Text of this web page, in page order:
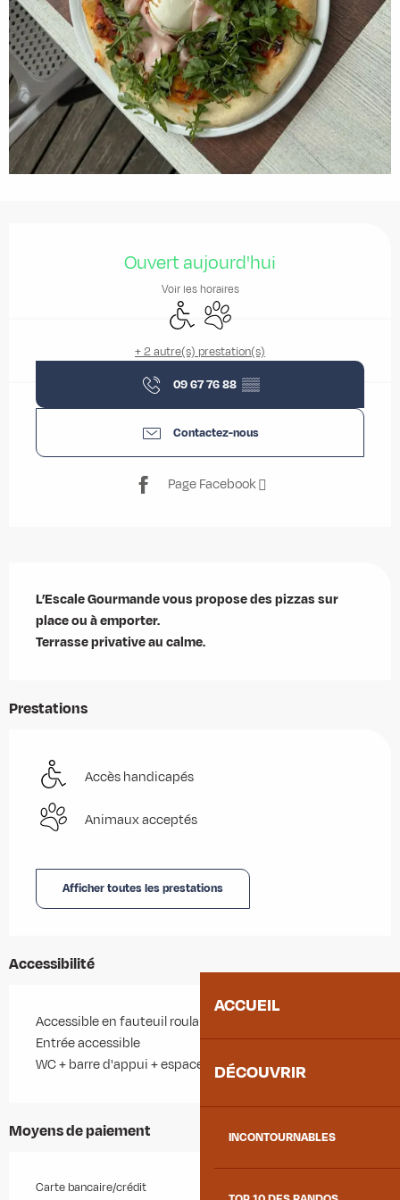
ACCUEIL
DÉCOUVRIR
INCONTOURNABLES
Ouvert aujourd'hui
Voir les horaires
Accès handicapés
Animaux acceptés
+ 2 autre(s) prestation(s)
09 67 76 88 ▒▒
Contactez-nous
Page Facebook
L’Escale Gourmande vous propose des pizzas sur
place ou à emporter.
Terrasse privative au calme.
Prestations
Accès handicapés
Animaux acceptés
Afficher toutes les prestations
Accessibilité
Accessible en fauteuil roulant avec aide
Entrée accessible
WC + barre d'appui + espace de circulation
Moyens de paiement
Carte bancaire/crédit